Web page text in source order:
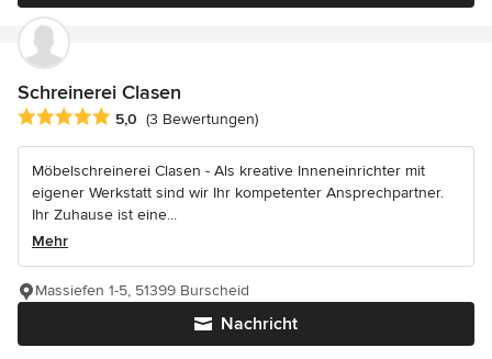
Schreinerei Clasen
Durchschnittliche Bewertung: 5 von 5 Sternen
5,0 (3 Bewertungen)
Möbelschreinerei Clasen - Als kreative Inneneinrichter mit
eigener Werkstatt sind wir Ihr kompetenter Ansprechpartner.
Ihr Zuhause ist eine...
Mehr
Nachricht
Massiefen 1-5, 51399 Burscheid